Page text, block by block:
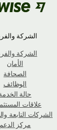
الشركة والفريق
الشركة والفريق
الأمان
الصحافة
الوظائف
حالة الخدمة
علاقات
الشركات التابعة
مركز الدعم